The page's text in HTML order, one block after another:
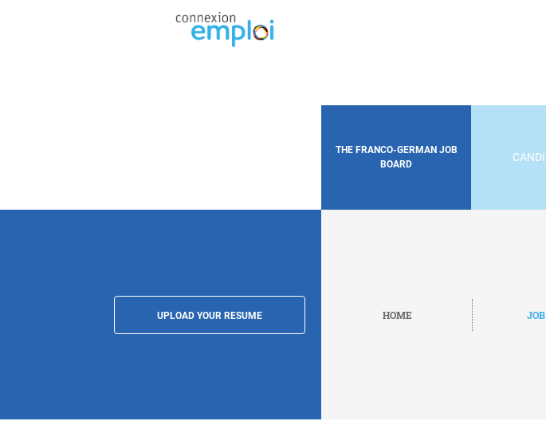
THE FRANCO-GERMAN JOB
BOARD
UPLOAD YOUR RESUME HOME